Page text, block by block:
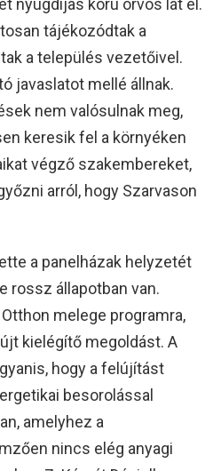
tájékozódtak a
a település vezetőivel.
javaslatot mellé állnak.
nem valósulnak meg,
keresik fel a környéken
végző szakembereket,
arról, hogy Szarvason
a panelházak helyzetét
rossz állapotban van.
melege programra,
kielégítő megoldást. A
hogy a felújítást
besorolással
amelyhez a
nincs elég anyagi